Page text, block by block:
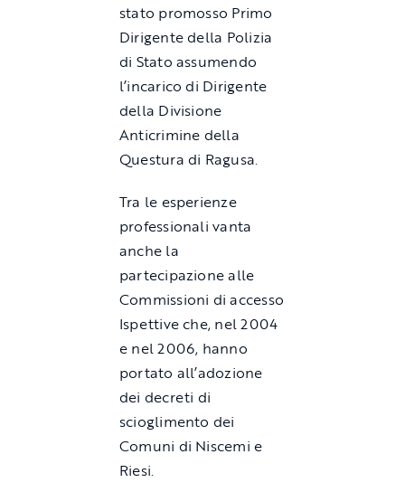
stato promosso Primo
Dirigente della Polizia
di Stato assumendo
l’incarico di Dirigente
della Divisione
Anticrimine della
Questura di Ragusa.
Tra le esperienze
professionali vanta
anche la
partecipazione alle
Commissioni di accesso
Ispettive che, nel 2004
e nel 2006, hanno
portato all’adozione
dei decreti di
scioglimento dei
Comuni di Niscemi e
Riesi.